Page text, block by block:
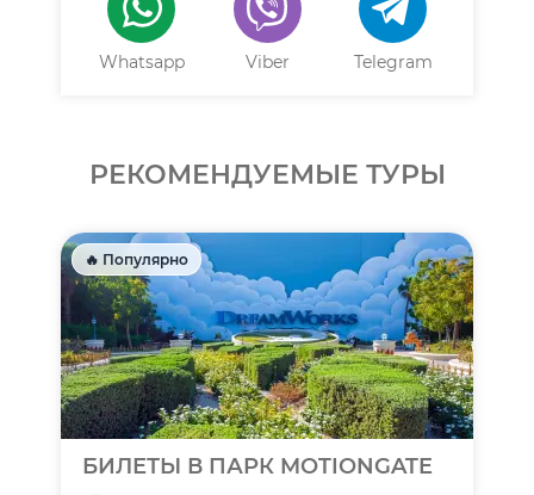
Whatsapp Viber Telegram
РЕКОМЕНДУЕМЫЕ ТУРЫ
🔥 Популярно
БИЛЕТЫ В ПАРК MOTIONGATE